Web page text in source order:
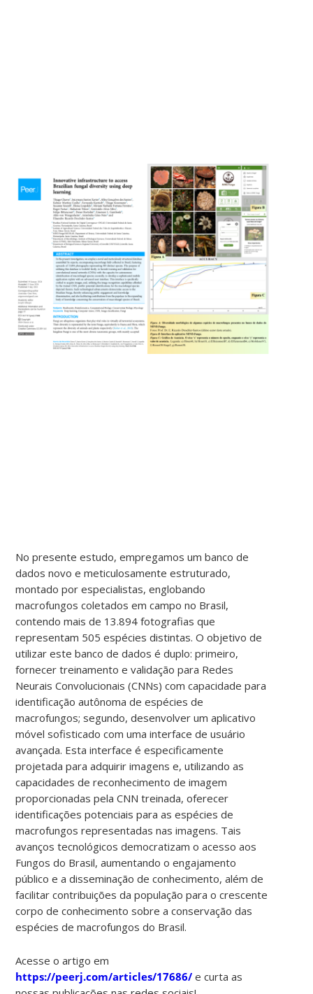
No presente estudo, empregamos um banco de
dados novo e meticulosamente estruturado,
montado por especialistas, englobando
macrofungos coletados em campo no Brasil,
contendo mais de 13.894 fotografias que
representam 505 espécies distintas. O objetivo de
utilizar este banco de dados é duplo: primeiro,
fornecer treinamento e validação para Redes
Neurais Convolucionais (CNNs) com capacidade para
identificação autônoma de espécies de
macrofungos; segundo, desenvolver um aplicativo
móvel sofisticado com uma interface de usuário
avançada. Esta interface é especificamente
projetada para adquirir imagens e, utilizando as
capacidades de reconhecimento de imagem
proporcionadas pela CNN treinada, oferecer
identificações potenciais para as espécies de
macrofungos representadas nas imagens. Tais
avanços tecnológicos democratizam o acesso aos
Fungos do Brasil, aumentando o engajamento
público e a disseminação de conhecimento, além de
facilitar contribuições da população para o crescente
corpo de conhecimento sobre a conservação das
espécies de macrofungos do Brasil.
Acesse o artigo em
https://peerj.com/articles/17686/e curta as